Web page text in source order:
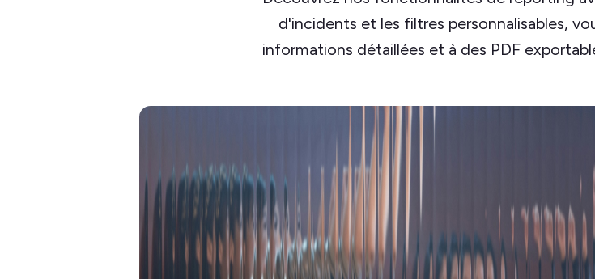
d'incidents et les filtres personnalisables,
informations détaillées et à des PDF